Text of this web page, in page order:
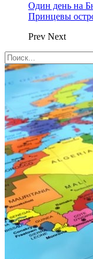
Один день на
Принцевы
Prev Next